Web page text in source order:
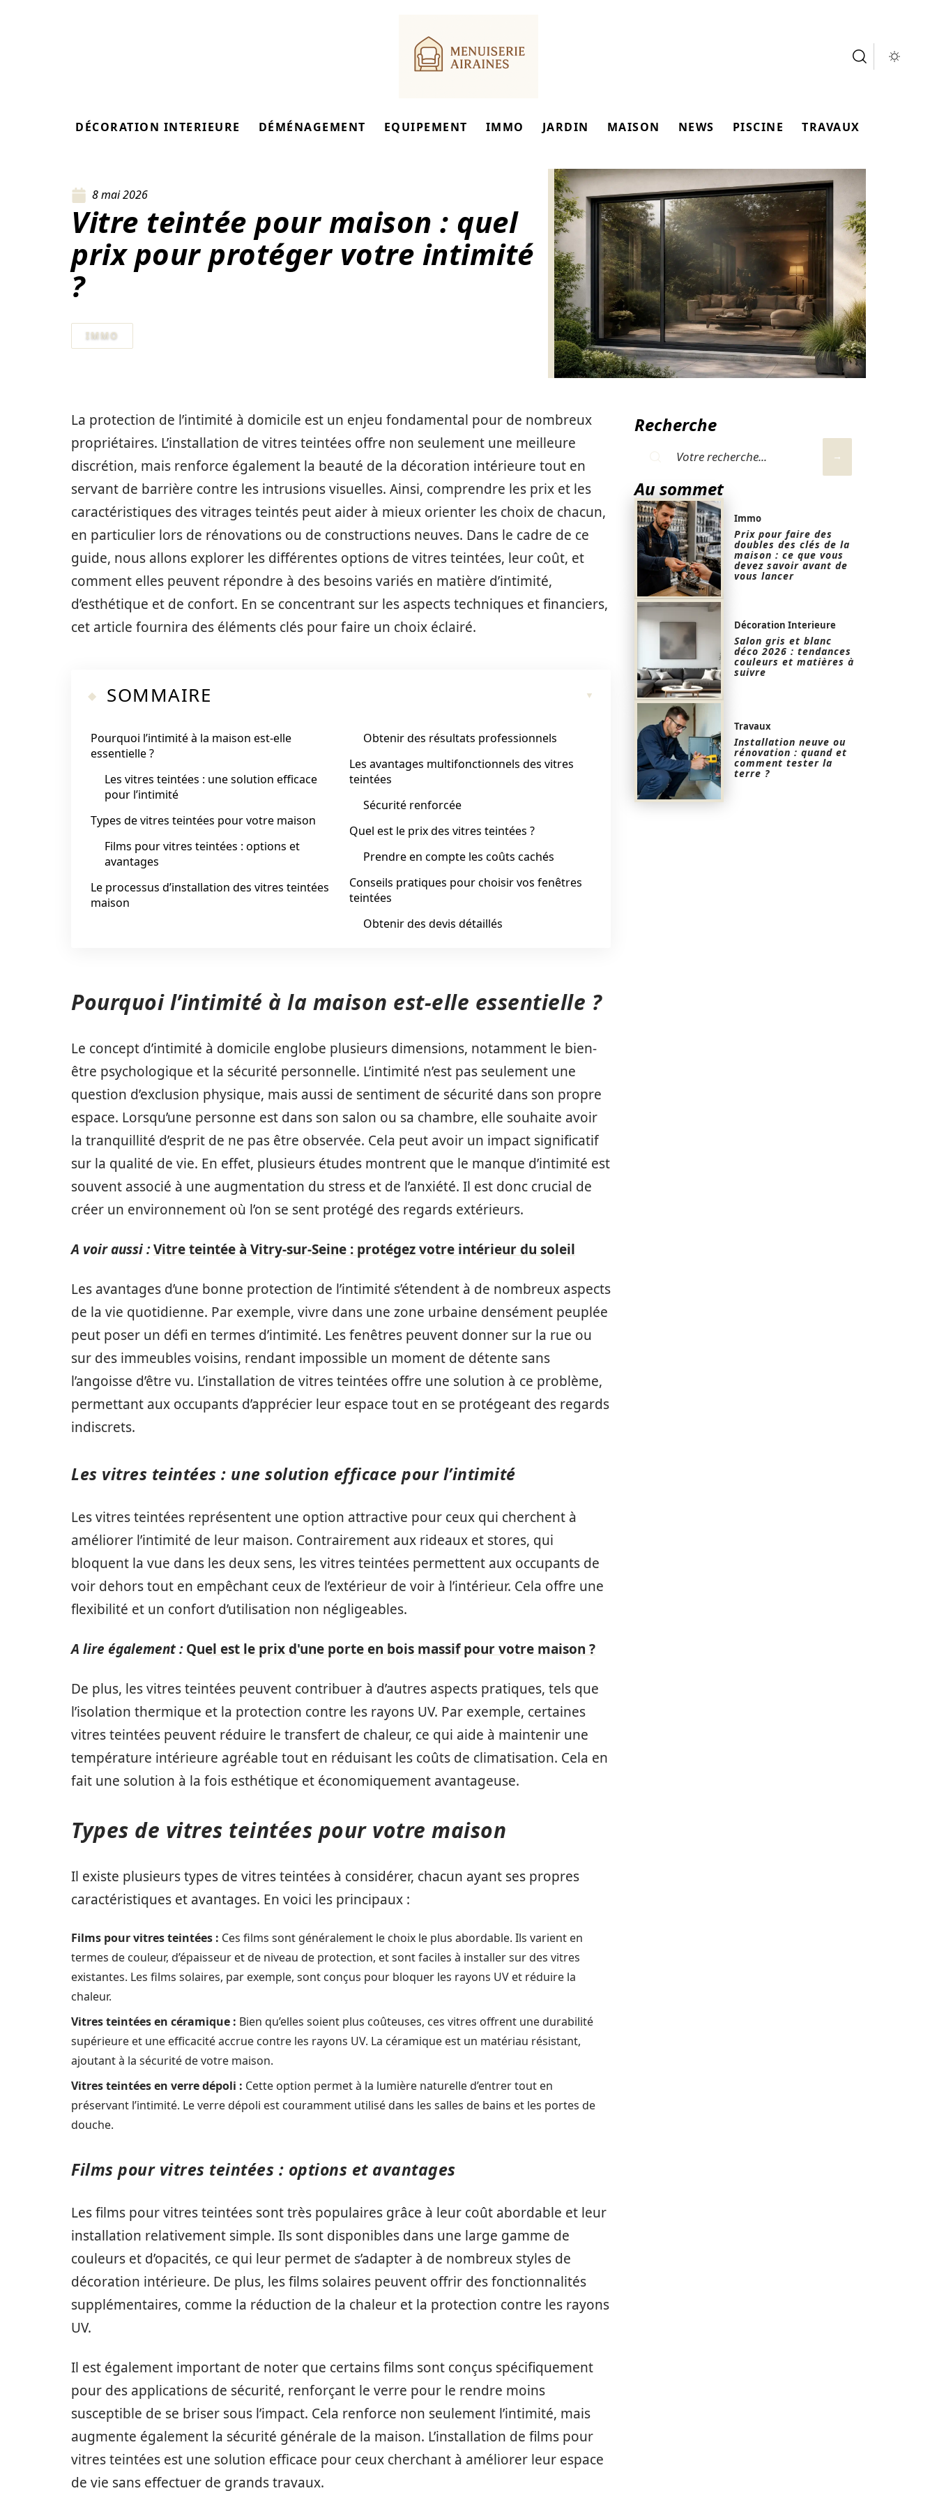
DÉCORATION INTERIEURE DÉMÉNAGEMENT EQUIPEMENT IMMO JARDIN MAISON NEWS PISCINE TRAVAUX
8 mai 2026
Vitre teintée pour maison : quel
prix pour protéger votre intimité
?
IMMO
La protection de l’intimité à domicile est un enjeu fondamental pour de nombreux
propriétaires. L’installation de vitres teintées offre non seulement une meilleure
discrétion, mais renforce également la beauté de la décoration intérieure tout en
servant de barrière contre les intrusions visuelles. Ainsi, comprendre les prix et les
caractéristiques des vitrages teintés peut aider à mieux orienter les choix de chacun,
en particulier lors de rénovations ou de constructions neuves. Dans le cadre de ce
guide, nous allons explorer les différentes options de vitres teintées, leur coût, et
comment elles peuvent répondre à des besoins variés en matière d’intimité,
d’esthétique et de confort. En se concentrant sur les aspects techniques et financiers,
cet article fournira des éléments clés pour faire un choix éclairé.
SOMMAIRE
Pourquoi l’intimité à la maison est-elle
essentielle ?
Les vitres teintées : une solution efficace
pour l’intimité
Types de vitres teintées pour votre maison
Films pour vitres teintées : options et
avantages
Le processus d’installation des vitres teintées
maison
Obtenir des résultats professionnels
Les avantages multifonctionnels des vitres
teintées
Sécurité renforcée
Quel est le prix des vitres teintées ?
Prendre en compte les coûts cachés
Conseils pratiques pour choisir vos fenêtres
teintées
Obtenir des devis détaillés
Pourquoi l’intimité à la maison est-elle essentielle ?
Le concept d’intimité à domicile englobe plusieurs dimensions, notamment le bien-
être psychologique et la sécurité personnelle. L’intimité n’est pas seulement une
question d’exclusion physique, mais aussi de sentiment de sécurité dans son propre
espace. Lorsqu’une personne est dans son salon ou sa chambre, elle souhaite avoir
la tranquillité d’esprit de ne pas être observée. Cela peut avoir un impact significatif
sur la qualité de vie. En effet, plusieurs études montrent que le manque d’intimité est
souvent associé à une augmentation du stress et de l’anxiété. Il est donc crucial de
créer un environnement où l’on se sent protégé des regards extérieurs.
A voir aussi :Vitre teintée à Vitry-sur-Seine : protégez votre intérieur du soleil
Les avantages d’une bonne protection de l’intimité s’étendent à de nombreux aspects
de la vie quotidienne. Par exemple, vivre dans une zone urbaine densément peuplée
peut poser un défi en termes d’intimité. Les fenêtres peuvent donner sur la rue ou
sur des immeubles voisins, rendant impossible un moment de détente sans
l’angoisse d’être vu. L’installation de vitres teintées offre une solution à ce problème,
permettant aux occupants d’apprécier leur espace tout en se protégeant des regards
indiscrets.
Les vitres teintées : une solution efficace pour l’intimité
Les vitres teintées représentent une option attractive pour ceux qui cherchent à
améliorer l’intimité de leur maison. Contrairement aux rideaux et stores, qui
bloquent la vue dans les deux sens, les vitres teintées permettent aux occupants de
voir dehors tout en empêchant ceux de l’extérieur de voir à l’intérieur. Cela offre une
flexibilité et un confort d’utilisation non négligeables.
A lire également : Quel est le prix d'une porte en bois massif pour votre maison ?
De plus, les vitres teintées peuvent contribuer à d’autres aspects pratiques, tels que
l’isolation thermique et la protection contre les rayons UV. Par exemple, certaines
vitres teintées peuvent réduire le transfert de chaleur, ce qui aide à maintenir une
température intérieure agréable tout en réduisant les coûts de climatisation. Cela en
fait une solution à la fois esthétique et économiquement avantageuse.
Types de vitres teintées pour votre maison
Il existe plusieurs types de vitres teintées à considérer, chacun ayant ses propres
caractéristiques et avantages. En voici les principaux :
Films pour vitres teintées : Ces films sont généralement le choix le plus abordable. Ils varient en
termes de couleur, d’épaisseur et de niveau de protection, et sont faciles à installer sur des vitres
existantes. Les films solaires, par exemple, sont conçus pour bloquer les rayons UV et réduire la
chaleur.
Vitres teintées en céramique : Bien qu’elles soient plus coûteuses, ces vitres offrent une durabilité
supérieure et une efficacité accrue contre les rayons UV. La céramique est un matériau résistant,
ajoutant à la sécurité de votre maison.
Vitres teintées en verre dépoli : Cette option permet à la lumière naturelle d’entrer tout en
préservant l’intimité. Le verre dépoli est couramment utilisé dans les salles de bains et les portes de
douche.
Films pour vitres teintées : options et avantages
Les films pour vitres teintées sont très populaires grâce à leur coût abordable et leur
installation relativement simple. Ils sont disponibles dans une large gamme de
couleurs et d’opacités, ce qui leur permet de s’adapter à de nombreux styles de
décoration intérieure. De plus, les films solaires peuvent offrir des fonctionnalités
supplémentaires, comme la réduction de la chaleur et la protection contre les rayons
UV.
Il est également important de noter que certains films sont conçus spécifiquement
pour des applications de sécurité, renforçant le verre pour le rendre moins
susceptible de se briser sous l’impact. Cela renforce non seulement l’intimité, mais
augmente également la sécurité générale de la maison. L’installation de films pour
vitres teintées est une solution efficace pour ceux cherchant à améliorer leur espace
de vie sans effectuer de grands travaux.
Recherche
Au sommet
Immo
Prix pour faire des
doubles des clés de la
maison : ce que vous
devez savoir avant de
vous lancer
Décoration Interieure
Salon gris et blanc
déco 2026 : tendances
couleurs et matières à
suivre
Travaux
Installation neuve ou
rénovation : quand et
comment tester la
terre ?